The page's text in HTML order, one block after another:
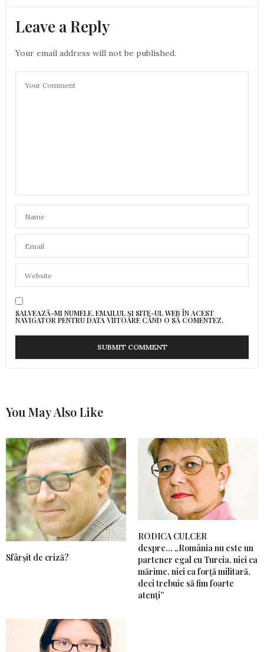
Leave a Reply
Your email address will not be published.
SALVEAZĂ-MI NUMELE, EMAILUL ȘI SITE-UL WEB ÎN ACEST
NAVIGATOR PENTRU DATA VIITOARE CÂND O SĂ COMENTEZ.
You May Also Like
Sfârșit de criză?
RODICA CULCER
despre… „România nu este un
partener egal cu Turcia, nici ca
mărime, nici ca forță militară,
deci trebuie să fim foarte
atenți”